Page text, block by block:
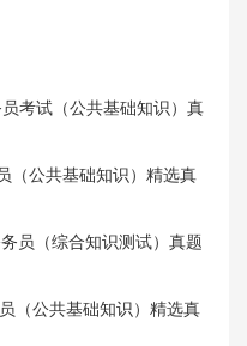
试（公共基础知识）真
公共基础知识）精选真
（综合知识测试）真题
公共基础知识）精选真